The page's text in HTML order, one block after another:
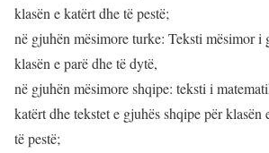
klasën e katërt dhe të pestë;
në gjuhën mësimore turke: Teksti mësimor i
klasën e parë dhe të dytë,
në gjuhën mësimore shqipe: teksti i
katërt dhe tekstet e gjuhës shqipe për klasën
të pestë;